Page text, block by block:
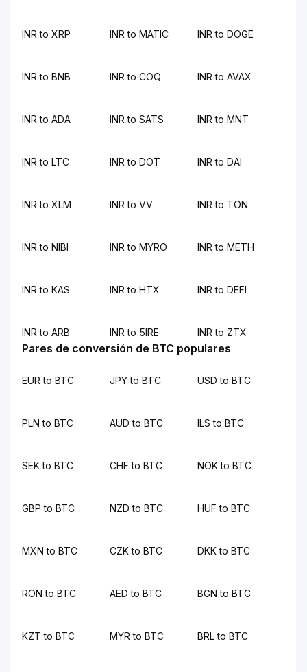
INR to XRP INR to MATIC INR to DOGE
INR to BNB INR to COQ INR to AVAX
INR to ADA INR to SATS INR to MNT
INR to LTC INR to DOT INR to DAI
INR to XLM INR to VV INR to TON
INR to NIBI INR to MYRO INR to METH
INR to KAS INR to HTX INR to DEFI
INR to ARB INR to 5IRE INR to ZTX
Pares de conversión de BTC populares
EUR to BTC JPY to BTC USD to BTC
PLN to BTC AUD to BTC ILS to BTC
SEK to BTC CHF to BTC NOK to BTC
GBP to BTC NZD to BTC HUF to BTC
MXN to BTC CZK to BTC DKK to BTC
RON to BTC AED to BTC BGN to BTC
KZT to BTC MYR to BTC BRL to BTC